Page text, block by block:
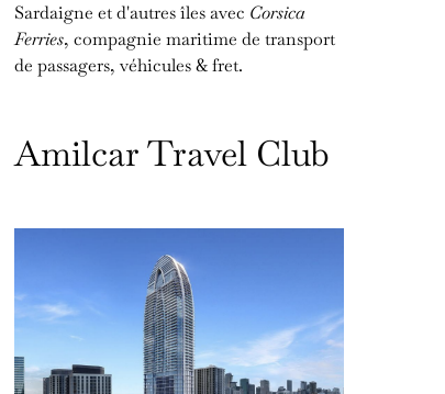
Sardaigne et d'autres îles avec Corsica
Ferries, compagnie maritime de transport
de passagers, véhicules & fret.
Amilcar Travel Club